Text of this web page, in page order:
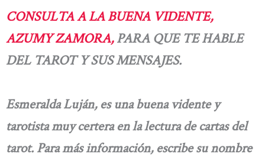
CONSULTA A LA BUENA VIDENTE,
AZUMY ZAMORA,PARA QUE TE HABLE
DEL TAROT Y SUS MENSAJES.
Esmeralda Luján, es una buena vidente y
tarotista muy certera en la lectura de cartas del
tarot. Para más información, escribe su nombre